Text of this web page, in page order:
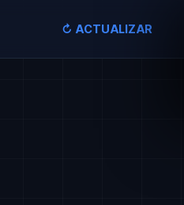
Subscribe
↻ ACTUALIZAR